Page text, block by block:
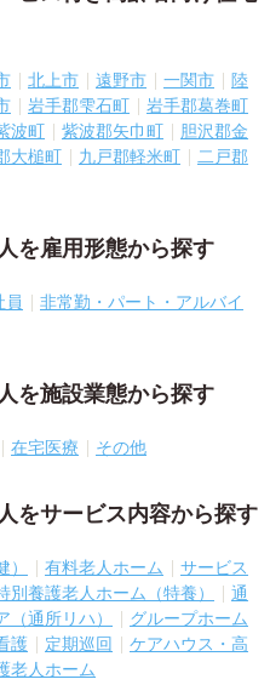
北上市 遠野市 一関市
陸
岩手郡雫石町
岩手郡葛巻町
波町 紫波郡矢巾町
胆沢郡金
大槌町 九戸郡軽米町
二戸郡
を雇用形態から探す
員
非常勤・パート・アルバイ
を施設業態から探す
在宅医療 その他
をサービス内容から探す
有料老人ホーム
サービス
別養護老人ホーム（特養）
通
（通所リハ）
グループホーム
護 定期巡回
ケアハウス・高
老人ホーム